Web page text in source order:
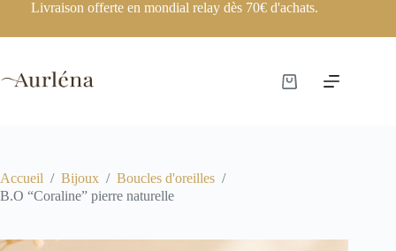
Passer
contenu
Livraison offerte en mondial relay dès 70€ d'achats.
Panier
Accueil / Bijoux / Boucles d'oreilles /
B.O “Coraline” pierre naturelle